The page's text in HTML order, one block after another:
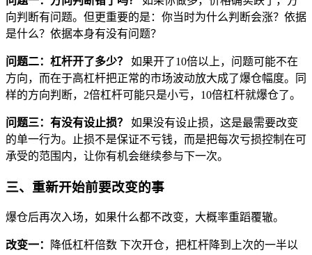
向判断有问题。但更重要的是：你当时为什么判断会涨？依据
是什么？依据本身有没有问题？
问题二：杠杆开了多少？
如果开了10倍以上，问题可能不在
方向，而在于高杠杆把正常的市场波动放大成了爆仓幅度。同
样的方向判断，2倍杠杆可能只是小亏，10倍杠杆就爆仓了。
问题三：有没有设止损？ 如果没有设止损，这是最需要改变
的单一行为。止损不是保证不亏钱，而是把每次亏损控制在可
承受的范围内，让你有机会继续参与下一次。
三、重新开始前要改变的事
爆仓后再次入场，如果什么都不改变，大概率重蹈覆辙。
改变一：
降低杠杆倍数 下次开仓，把杠杆降到上次的一半以